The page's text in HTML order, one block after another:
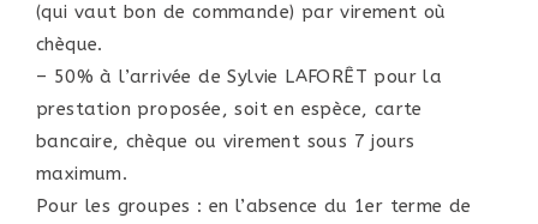
(qui vaut bon de commande) par virement où
chèque.
– 50% à l’arrivée de Sylvie LAFORÊT pour la
prestation proposée, soit en espèce, carte
bancaire, chèque ou virement sous 7 jours
maximum.
Pour les groupes : en l’absence du 1er terme de